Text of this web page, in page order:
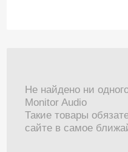
Не найдено ни
Monitor Audio
Такие товары
сайте в самое